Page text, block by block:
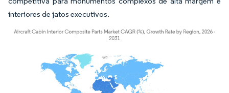
interiores de jatos executivos.